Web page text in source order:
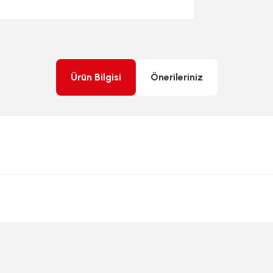
Ürün Bilgisi Önerileriniz